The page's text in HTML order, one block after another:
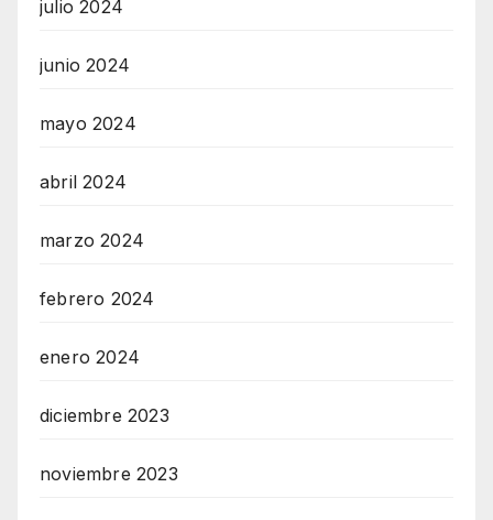
julio 2024
junio 2024
mayo 2024
abril 2024
marzo 2024
febrero 2024
enero 2024
diciembre 2023
noviembre 2023